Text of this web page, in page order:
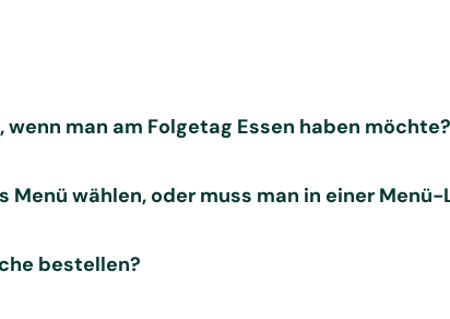
man am Folgetag Essen haben möchte?
Menü wählen, oder muss man in einer
bestellen?